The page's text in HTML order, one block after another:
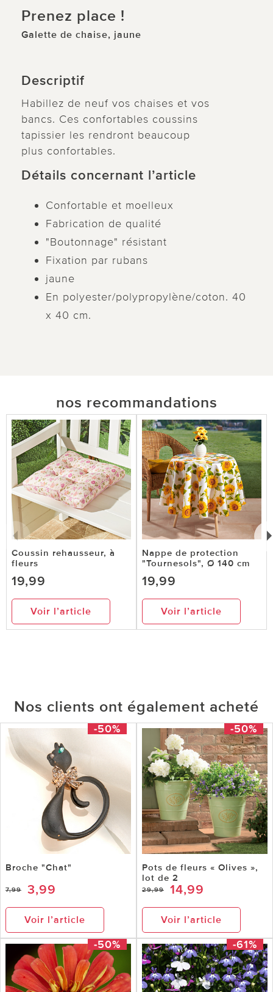
Prenez place !
Galette de chaise, jaune
Descriptif
Habillez de neuf vos chaises et vos
bancs. Ces confortables coussins
tapissier les rendront beaucoup
plus confortables.
Détails concernant l’article
Confortable et moelleux
Fabrication de qualité
"Boutonnage" résistant
Fixation par rubans
jaune
En polyester/polypropylène/coton. 40
x 40 cm.
nos recommandations
Coussin rehausseur, à
fleurs
19,99
Voir l’article
Nappe de protection
"Tournesols", Ø 140 cm
19,99
Voir l’article
Nos clients ont également acheté
-50%
Broche "Chat"
7,99 3,99
Voir l’article
-50%
Pots de fleurs « Olives »,
lot de 2
29,99 14,99
Voir l’article
-50% -61%